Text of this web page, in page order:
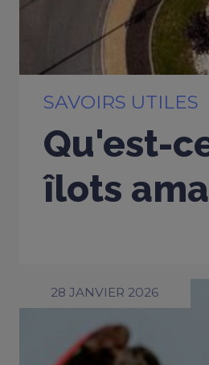
SAVOIRS UTILES
Qu'est-
îlots
28 JANVIER 2026